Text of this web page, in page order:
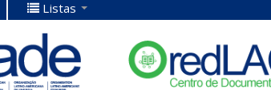
Listas